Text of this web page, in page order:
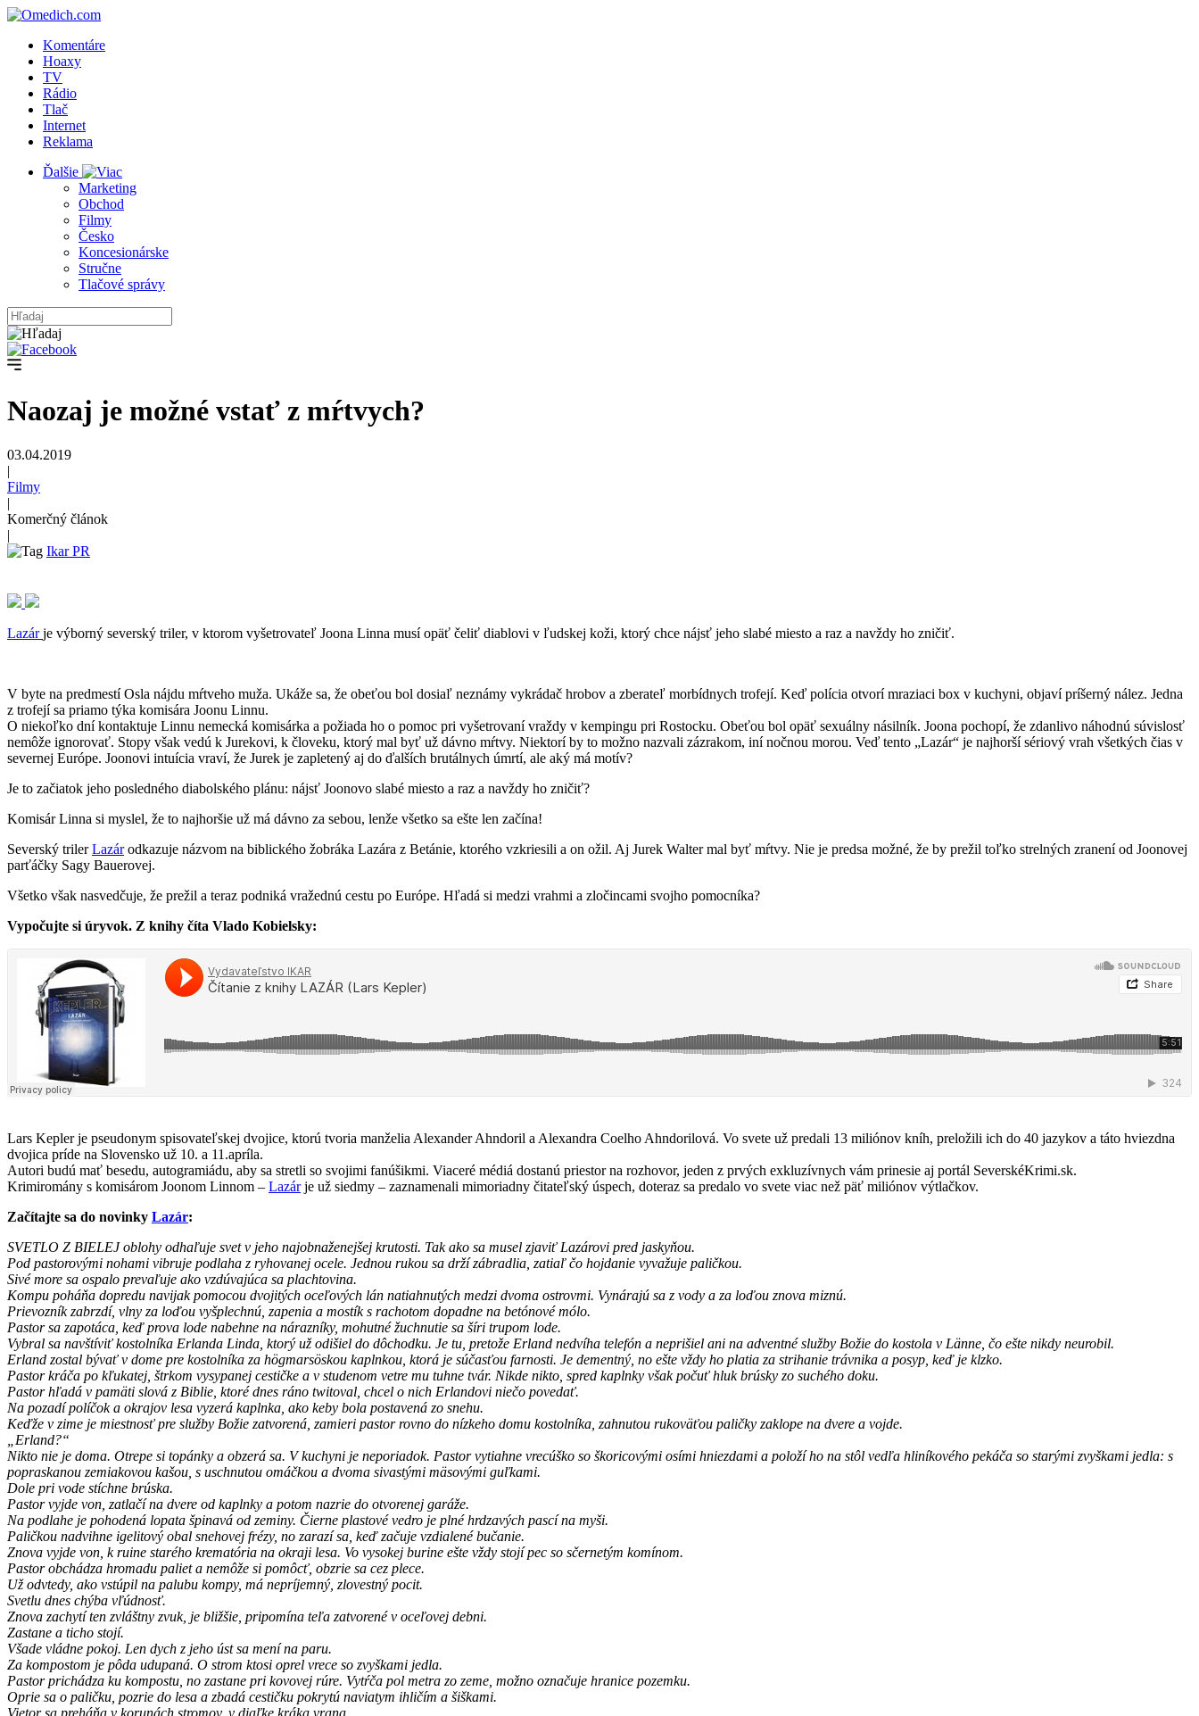
Komentáre
Hoaxy
TV
Rádio
Tlač
Internet
Reklama
Ďalšie
Marketing
Obchod
Filmy
Česko
Koncesionárske
Stručne
Tlačové správy
Naozaj je možné vstať z mŕtvych?
03.04.2019
|
Filmy
|
Komerčný článok
|
Ikar PR
Lazárje výborný severský triler, v ktorom vyšetrovateľ Joona Linna musí opäť čeliť diablovi v ľudskej koži, ktorý chce nájsť jeho slabé miesto a raz a navždy ho zničiť.
V byte na predmestí Osla nájdu mŕtveho muža. Ukáže sa, že obeťou bol dosiaľ neznámy vykrádač hrobov a zberateľ morbídnych trofejí. Keď polícia otvorí mraziaci box v kuchyni, objaví príšerný nález. Jedna
z trofejí sa priamo týka komisára Joonu Linnu.
O niekoľko dní kontaktuje Linnu nemecká komisárka a požiada ho o pomoc pri vyšetrovaní vraždy v kempingu pri Rostocku. Obeťou bol opäť sexuálny násilník. Joona pochopí, že zdanlivo náhodnú súvislosť
nemôže ignorovať. Stopy však vedú k Jurekovi, k človeku, ktorý mal byť už dávno mŕtvy. Niektorí by to možno nazvali zázrakom, iní nočnou morou. Veď tento „Lazár“ je najhorší sériový vrah všetkých čias v
severnej Európe. Joonovi intuícia vraví, že Jurek je zapletený aj do ďalších brutálnych úmrtí, ale aký má motív?
Je to začiatok jeho posledného diabolského plánu: nájsť Joonovo slabé miesto a raz a navždy ho zničiť?
Komisár Linna si myslel, že to najhoršie už má dávno za sebou, lenže všetko sa ešte len začína!
Severský trilerLazárodkazuje názvom na biblického žobráka Lazára z Betánie, ktorého vzkriesili a on ožil. Aj Jurek Walter mal byť mŕtvy. Nie je predsa možné, že by prežil toľko strelných zranení od Joonovej
parťáčky Sagy Bauerovej.
Všetko však nasvedčuje, že prežil a teraz podniká vražednú cestu po Európe. Hľadá si medzi vrahmi a zločincami svojho pomocníka?
Vypočujte si úryvok. Z knihy číta Vlado Kobielsky:
Lars Kepler je pseudonym spisovateľskej dvojice, ktorú tvoria manželia Alexander Ahndoril a Alexandra Coelho Ahndorilová. Vo svete už predali 13 miliónov kníh, preložili ich do 40 jazykov a táto hviezdna
dvojica príde na Slovensko už 10. a 11.apríla.
Autori budú mať besedu, autogramiádu, aby sa stretli so svojimi fanúšikmi. Viaceré médiá dostanú priestor na rozhovor, jeden z prvých exkluzívnych vám prinesie aj portál SeverskéKrimi.sk.
Krimiromány s komisárom Joonom Linnom – Lazárje už siedmy – zaznamenali mimoriadny čitateľský úspech, doteraz sa predalo vo svete viac než päť miliónov výtlačkov.
Začítajte sa do novinky Lazár:
SVETLO Z BIELEJ oblohy odhaľuje svet v jeho najobnaženejšej krutosti. Tak ako sa musel zjaviť Lazárovi pred jaskyňou.
Pod pastorovými nohami vibruje podlaha z ryhovanej ocele. Jednou rukou sa drží zábradlia, zatiaľ čo hojdanie vyvažuje paličkou.
Sivé more sa ospalo prevaľuje ako vzdúvajúca sa plachtovina.
Kompu poháňa dopredu navijak pomocou dvojitých oceľových lán natiahnutých medzi dvoma ostrovmi. Vynárajú sa z vody a za loďou znova miznú.
Prievozník zabrzdí, vlny za loďou vyšplechnú, zapenia a mostík s rachotom dopadne na betónové mólo.
Pastor sa zapotáca, keď prova lode nabehne na nárazníky, mohutné žuchnutie sa šíri trupom lode.
Vybral sa navštíviť kostolníka Erlanda Linda, ktorý už odišiel do dôchodku. Je tu, pretože Erland nedvíha telefón a neprišiel ani na adventné služby Božie do kostola v Länne, čo ešte nikdy neurobil.
Erland zostal bývať v dome pre kostolníka za högmarsöskou kaplnkou, ktorá je súčasťou farnosti. Je dementný, no ešte vždy ho platia za strihanie trávnika a posyp, keď je klzko.
Pastor kráča po kľukatej, štrkom vysypanej cestičke a v studenom vetre mu tuhne tvár. Nikde nikto, spred kaplnky však počuť hluk brúsky zo suchého doku.
Pastor hľadá v pamäti slová z Biblie, ktoré dnes ráno twitoval, chcel o nich Erlandovi niečo povedať.
Na pozadí políčok a okrajov lesa vyzerá kaplnka, ako keby bola postavená zo snehu.
Keďže v zime je miestnosť pre služby Božie zatvorená, zamieri pastor rovno do nízkeho domu kostolníka, zahnutou rukoväťou paličky zaklope na dvere a vojde.
„Erland?“
Nikto nie je doma. Otrepe si topánky a obzerá sa. V kuchyni je neporiadok. Pastor vytiahne vrecúško so škoricovými osími hniezdami a položí ho na stôl vedľa hliníkového pekáča so starými zvyškami jedla: s
popraskanou zemiakovou kašou, s uschnutou omáčkou a dvoma sivastými mäsovými guľkami.
Dole pri vode stíchne brúska.
Pastor vyjde von, zatlačí na dvere od kaplnky a potom nazrie do otvorenej garáže.
Na podlahe je pohodená lopata špinavá od zeminy. Čierne plastové vedro je plné hrdzavých pascí na myši.
Paličkou nadvihne igelitový obal snehovej frézy, no zarazí sa, keď začuje vzdialené bučanie.
Znova vyjde von, k ruine starého krematória na okraji lesa. Vo vysokej burine ešte vždy stojí pec so sčernetým komínom.
Pastor obchádza hromadu paliet a nemôže si pomôcť, obzrie sa cez plece.
Už odvtedy, ako vstúpil na palubu kompy, má nepríjemný, zlovestný pocit.
Svetlu dnes chýba vľúdnosť.
Znova zachytí ten zvláštny zvuk, je bližšie, pripomína teľa zatvorené v oceľovej debni.
Zastane a ticho stojí.
Všade vládne pokoj. Len dych z jeho úst sa mení na paru.
Za kompostom je pôda udupaná. O strom ktosi oprel vrece so zvyškami jedla.
Pastor prichádza ku kompostu, no zastane pri kovovej rúre. Vytŕča pol metra zo zeme, možno označuje hranice pozemku.
Oprie sa o paličku, pozrie do lesa a zbadá cestičku pokrytú naviatym ihličím a šiškami.
Vietor sa preháňa v korunách stromov, v diaľke kráka vrana.